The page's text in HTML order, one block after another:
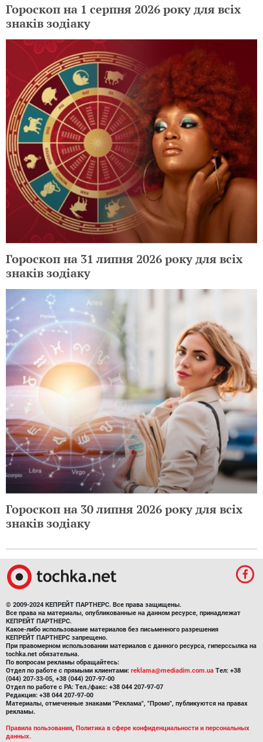
Гороскоп на 1 серпня 2026 року для всіх
знаків зодіаку
Гороскоп на 31 липня 2026 року для всіх
знаків зодіаку
Гороскоп на 30 липня 2026 року для всіх
знаків зодіаку
© 2009-2024 КЕПРЕЙТ ПАРТНЕРС. Все права защищены.
Все права на материалы, опубликованные на данном ресурсе, принадлежат
КЕПРЕЙТ ПАРТНЕРС.
Какое-либо использование материалов без письменного разрешения
КЕПРЕЙТ ПАРТНЕРС запрещено.
При правомерном использовании материалов с данного ресурса, гиперссылка на
tochka.net обязательна.
По вопросам рекламы обращайтесь:
Отдел по работе с прямыми клиентами: reklama@mediadim.com.ua Тел: +38
(044) 207-33-05, +38 (044) 207-97-00
Отдел по работе с РА: Тел./факс: +38 044 207-97-07
Редакция: +38 044 207-97-00
Материалы, отмеченные знаками "Реклама", "Промо", публикуются на правах
рекламы.
Правила пользования, Политика в сфере конфиденциальности и персональных
данных.